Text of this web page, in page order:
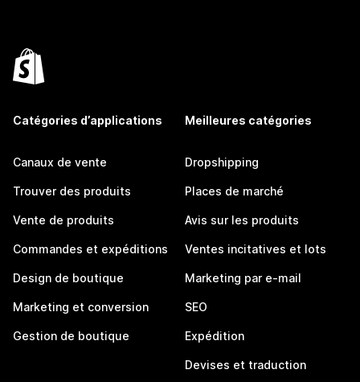
Catégories d’applications
Canaux de vente
Trouver des produits
Vente de produits
Commandes et expéditions
Design de boutique
Marketing et conversion
Gestion de boutique
Meilleures catégories
Dropshipping
Places de marché
Avis sur les produits
Ventes incitatives et lots
Marketing par e-mail
SEO
Expédition
Devises et traduction